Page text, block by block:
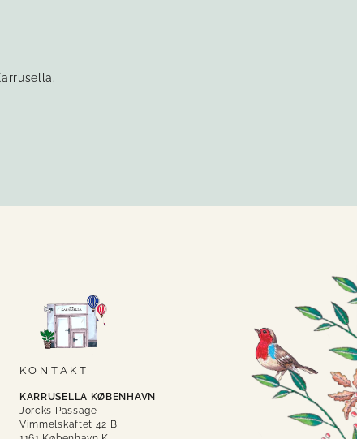
KONTAKT
KARRUSELLA KØBENHAVN
Jorcks Passage
Vimmelskaftet 42 B